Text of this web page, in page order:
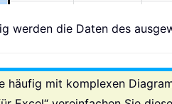
werden die Daten des
häufig mit komplexen